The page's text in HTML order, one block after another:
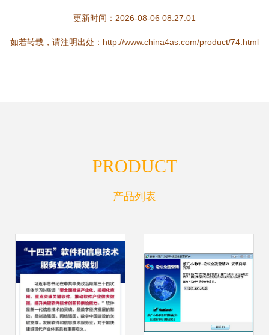
更新时间：2026-08-06 08:27:01
如若转载，请注明出处：http://www.china4as.com/product/74.html
PRODUCT
产品列表